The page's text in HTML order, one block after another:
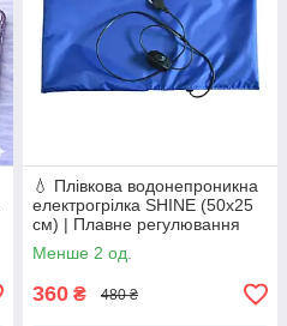
💧 Плівкова водонепроникна
електрогрілка SHINE (50х25
см) | Плавне регулювання
(30 Вт)
Менше 2 од.
360 ₴ 480 ₴